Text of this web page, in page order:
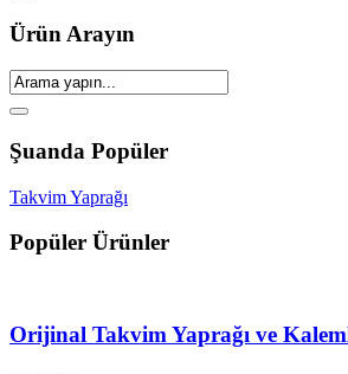
Ürün Arayın
Şuanda Popüler
Takvim Yaprağı
Popüler Ürünler
Orijinal Takvim Yaprağı ve